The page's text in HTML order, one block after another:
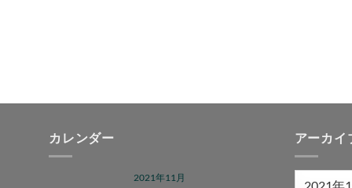
カレンダー
2021年11月
アーカイ